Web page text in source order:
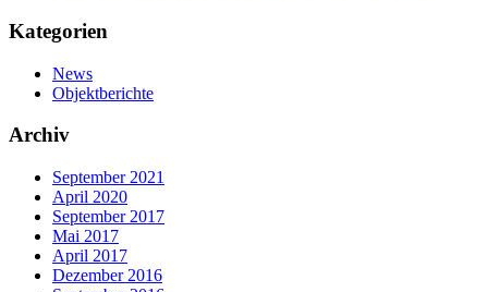
Kategorien
News
Objektberichte
Archiv
September 2021
April 2020
September 2017
Mai 2017
April 2017
Dezember 2016